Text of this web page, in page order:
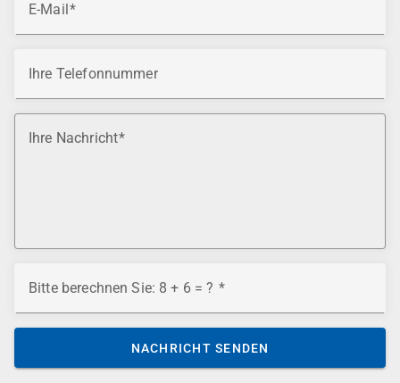
E-Mail
Ihre Telefonnummer
Ihre Nachricht
Bitte berechnen Sie: 8 + 6 = ?
NACHRICHT SENDEN